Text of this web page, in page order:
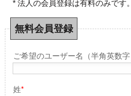
* 法人の会員登録は有料のみです。
無料会員登録
ご希望のユーザー名（半角英数字
姓*